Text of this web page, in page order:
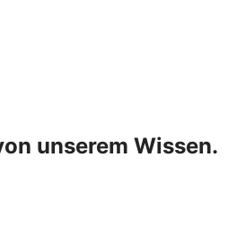
unserem Wissen.